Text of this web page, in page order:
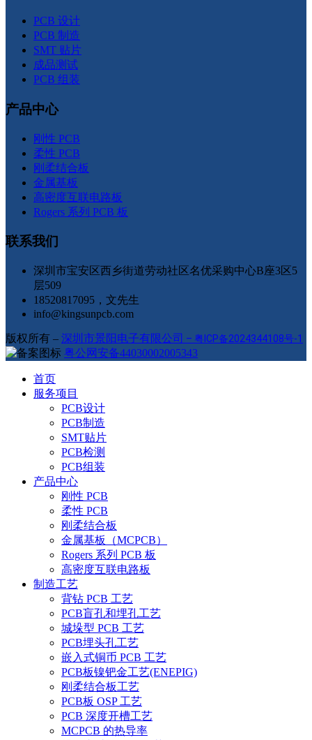
PCB 设计
PCB 制造
SMT 贴片
成品测试
PCB 组装
产品中心
刚性 PCB
柔性 PCB
刚柔结合板
金属基板
高密度互联电路板
Rogers 系列 PCB 板
联系我们
深圳市宝安区西乡街道劳动社区名优采购中心B座3区5
层509
18520817095，文先生
info@kingsunpcb.com
版权所有 – 深圳市景阳电子有限公司 – 粤ICP备2024344108号-1
粤公网安备44030002005343
首页
服务项目
PCB设计
PCB制造
SMT贴片
PCB检测
PCB组装
产品中心
刚性 PCB
柔性 PCB
刚柔结合板
金属基板（MCPCB）
Rogers 系列 PCB 板
高密度互联电路板
制造工艺
背钻 PCB 工艺
PCB盲孔和埋孔工艺
城垛型 PCB 工艺
PCB埋头孔工艺
嵌入式铜币 PCB 工艺
PCB板镍钯金工艺(ENEPIG)
刚柔结合板工艺
PCB板 OSP 工艺
PCB 深度开槽工艺
MCPCB 的热导率